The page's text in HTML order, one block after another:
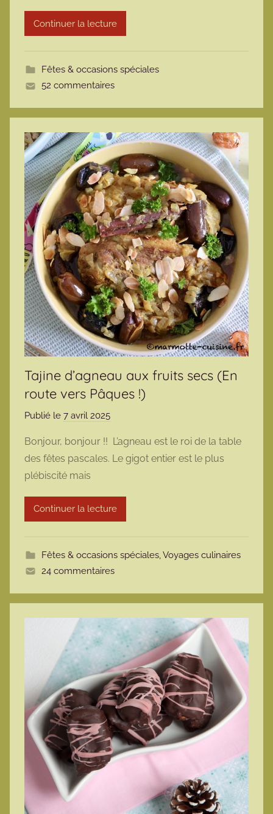
r
t
Continuer la lecture
Fêtes & occasions spéciales
52 commentaires
Tajine d’agneau aux fruits secs (En
route vers Pâques !)
Publié le 7 avril 2025
m
r
m
t
e
Bonjour, bonjour !! L’agneau est le roi de la table
des fêtes pascales. Le gigot entier est le plus
plébiscité mais
Continuer la lecture
Fêtes & occasions spéciales,Voyages culinaires
24 commentaires